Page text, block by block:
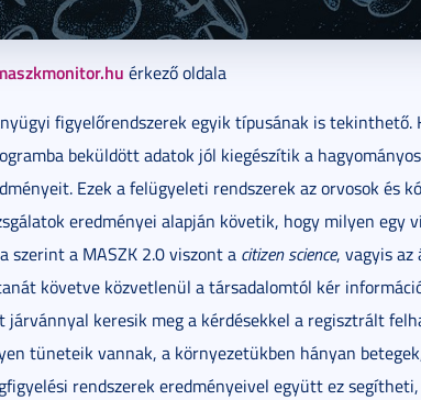
érkező oldala
figyelőrendszerek egyik típusának is tekinthető.
beküldött adatok jól kiegészítik a hagyományos
Ezek a felügyeleti rendszerek az orvosok és
eredményei alapján követik, hogy milyen egy
szerint a MASZK 2.0 viszont a citizen science, vagyis az
követve közvetlenül a társadalomtól kér
járvánnyal keresik meg a kérdésekkel a regisztrált
tüneteik vannak, a környezetükben hányan
rendszerek eredményeivel együtt ez